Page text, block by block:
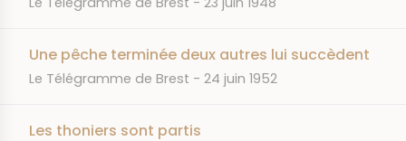
Une pêche terminée deux autres lui succèdent
JOURNAL
Le Télégramme de Brest DATE
24 juin 1952
Les thoniers sont partis